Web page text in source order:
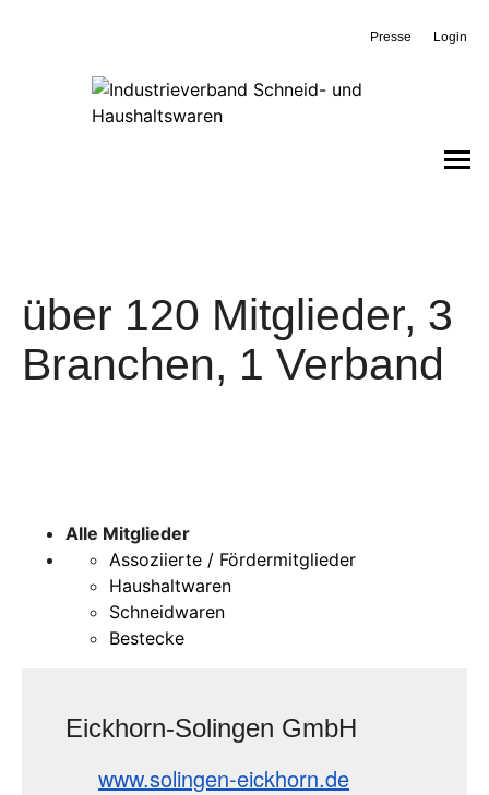
Presse Login
über 120 Mitglieder, 3
Branchen, 1 Verband
Alle Mitglieder
Assoziierte / Fördermitglieder
Haushaltwaren
Schneidwaren
Bestecke
Eickhorn-Solingen GmbH
www.solingen-eickhorn.de